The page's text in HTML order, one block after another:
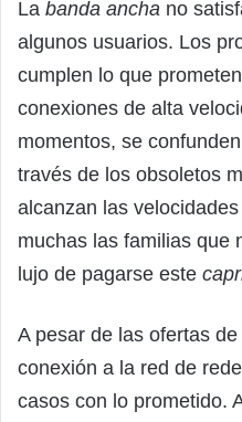
La banda ancha no
algunos usuarios. Los
cumplen lo que
conexiones de alta
momentos, se
través de los obsoletos
alcanzan las
muchas las familias que
lujo de pagarse este
A pesar de las ofertas
conexión a la red de
casos con lo prometido.